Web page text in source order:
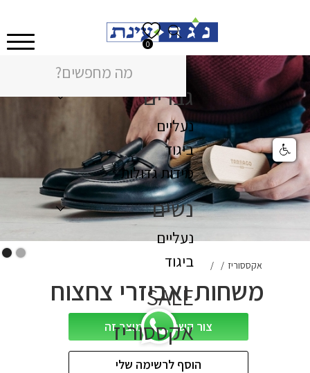
0
גברים
נעליים
ביגוד
מידות גדולות
נשים
נעליים
ביגוד
SALE
אקססוריז
אקססוריז /
/
משחות ואביזרי צחצוח
צור קשר לגביי מוצר זה
הוסף לרשימה שלי